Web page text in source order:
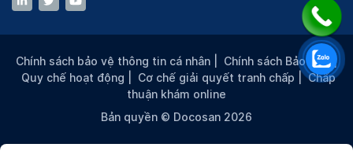
Chính sách bảo vệ thông tin cá nhân Chính sách Bảo mật |
Quy chế hoạt động
Cơ chế giải quyết tranh chấp |Chấp
thuận khám online
Bản quyền © Docosan 2026